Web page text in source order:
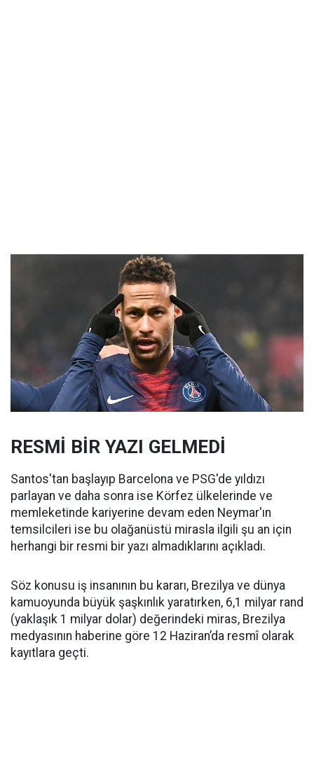
RESMİ BİR YAZI GELMEDİ
Santos'tan başlayıp Barcelona ve PSG'de yıldızı
parlayan ve daha sonra ise Körfez ülkelerinde ve
memleketinde kariyerine devam eden Neymar'ın
temsilcileri ise bu olağanüstü mirasla ilgili şu an için
herhangi bir resmi bir yazı almadıklarını açıkladı.
Söz konusu iş insanının bu kararı, Brezilya ve dünya
kamuoyunda büyük şaşkınlık yaratırken, 6,1 milyar rand
(yaklaşık 1 milyar dolar) değerindeki miras, Brezilya
medyasının haberine göre 12 Haziran’da resmî olarak
kayıtlara geçti.